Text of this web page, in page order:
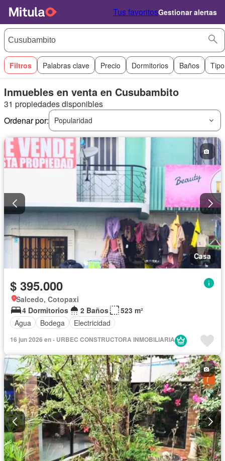
Tus favoritosGestionar alertas
Filtros Palabras clave Precio Dormitorios Baños
Inmuebles en venta en Cusubambito
31 propiedades disponibles
Ordenar por:
Popularidad
Casa
$ 395.000
Salcedo, Cotopaxi
4 Dormitorios
2 Baños
523 m²
Agua
Bodega Electricidad
16 jun 2026 en - URBEC CONSTRUCTORA INMOBILIARIA